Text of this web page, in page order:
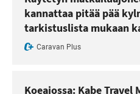
kannattaa pitää pää
tarkistuslista mukaan
Caravan Plus
Koeajossa: Kabe Travel